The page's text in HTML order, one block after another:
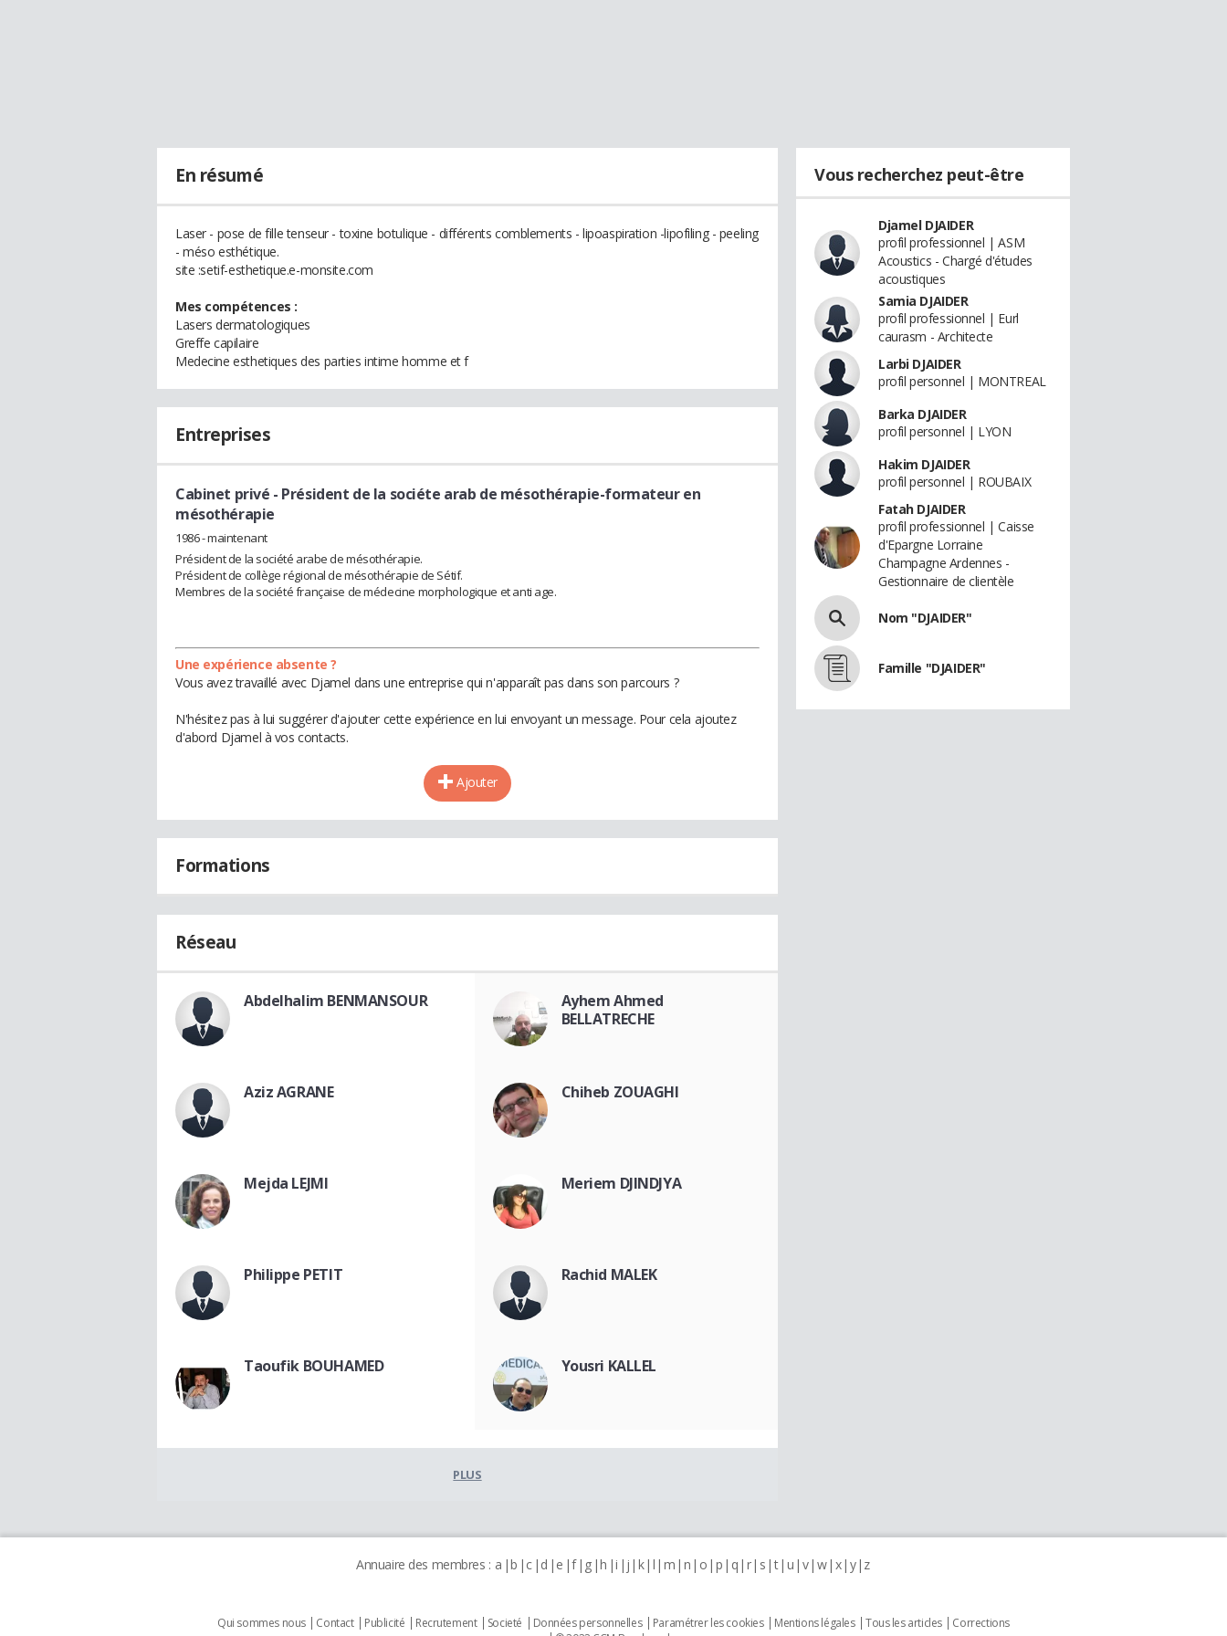
En résumé
Laser - pose de fille tenseur - toxine botulique - différents comblements - lipoaspiration -lipofiling - peeling
- méso esthétique.
site :setif-esthetique.e-monsite.com
Mes compétences :
Lasers dermatologiques
Greffe capilaire
Medecine esthetiques des parties intime homme et f
Entreprises
Cabinet privé - Président de la sociéte arab de mésothérapie-formateur en
mésothérapie
1986 - maintenant
Président de la société arabe de mésothérapie.
Président de collège régional de mésothérapie de Sétif.
Membres de la société française de médecine morphologique et anti age.
Une expérience absente ?
Vous avez travaillé avec Djamel dans une entreprise qui n'apparaît pas dans son parcours ?
N'hésitez pas à lui suggérer d'ajouter cette expérience en lui envoyant un message. Pour cela ajoutez
d'abord Djamel à vos contacts.
Ajouter
Formations
Réseau
Abdelhalim BENMANSOUR
Ayhem Ahmed
BELLATRECHE
Aziz AGRANE Chiheb ZOUAGHI
Mejda LEJMI Meriem DJINDJYA
Philippe PETIT Rachid MALEK
Taoufik BOUHAMED Yousri KALLEL
PLUS
Vous recherchez peut-être
Djamel DJAIDER
profil professionnel | ASM
Acoustics - Chargé d'études
acoustiques
Samia DJAIDER
profil professionnel | Eurl
caurasm - Architecte
Larbi DJAIDER
profil personnel | MONTREAL
Barka DJAIDER
profil personnel | LYON
Hakim DJAIDER
profil personnel | ROUBAIX
Fatah DJAIDER
profil professionnel | Caisse
d'Epargne Lorraine
Champagne Ardennes -
Gestionnaire de clientèle
Nom "DJAIDER"
Famille "DJAIDER"
Annuaire des membres : a b c d e f g h i j k l m n o p q r s t u v w x y z
Qui sommes nous Contact Publicité Recrutement Societé Données personnelles Paramétrer les cookies Mentions légales Tous les articles
Corrections